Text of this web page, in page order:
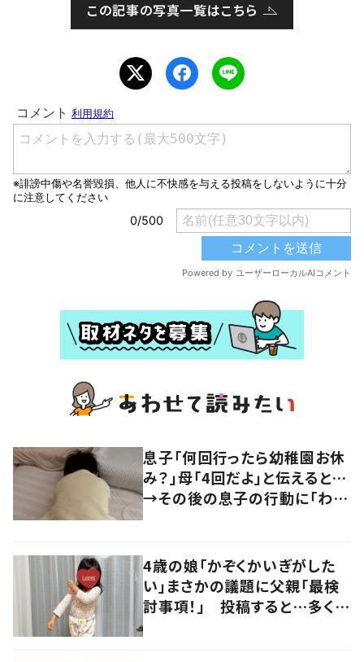
この記事の写真一覧はこちら
息子「何回行ったら幼稚園お休
み？」母「4回だよ」と伝えると…
→その後の息子の行動に「わか
4歳の娘「かぞくかいぎがした
い」まさかの議題に父親「最検
討事項！」 投稿すると…多くの